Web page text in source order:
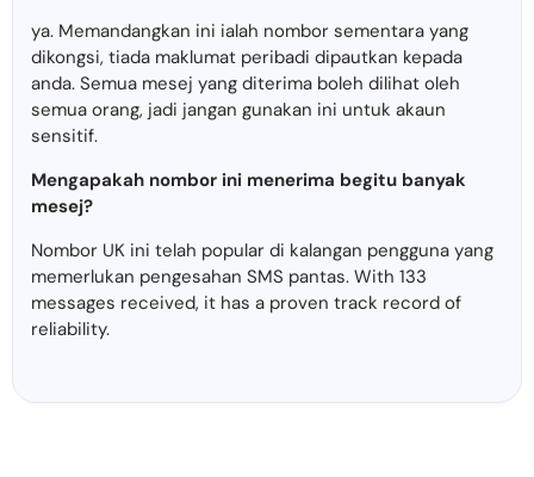
ya. Memandangkan ini ialah nombor sementara yang
dikongsi, tiada maklumat peribadi dipautkan kepada
anda. Semua mesej yang diterima boleh dilihat oleh
semua orang, jadi jangan gunakan ini untuk akaun
sensitif.
Mengapakah nombor ini menerima begitu banyak
mesej?
Nombor UK ini telah popular di kalangan pengguna yang
memerlukan pengesahan SMS pantas. With 133
messages received, it has a proven track record of
reliability.